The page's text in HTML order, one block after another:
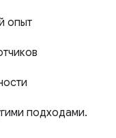
опыт
подходами.